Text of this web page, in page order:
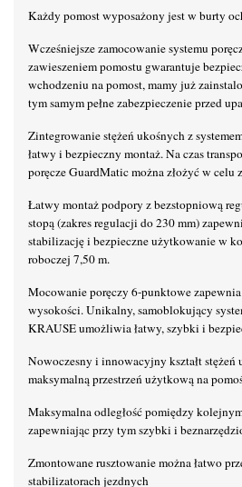
Każdy pomost wyposażony jest w burty
Wcześniejsze zamocowanie systemu
zawieszeniem pomostu gwarantuje
wchodzeniu na pomost, mamy już
tym samym pełne zabezpieczenie przed
Zintegrowanie stężeń ukośnych z
łatwy i bezpieczny montaż. Na czas
poręcze GuardMatic można złożyć w celu
Łatwy montaż podpory z bezstopniową
stopą (zakres regulacji do 230 mm)
stabilizację i bezpieczne użytkowanie w
roboczej 7,50 m.
Mocowanie poręczy 6-punktowe
wysokości. Unikalny, samoblokujący
KRAUSE umożliwia łatwy, szybki i
Nowoczesny i innowacyjny kształt stężeń
maksymalną przestrzeń użytkową na
Maksymalna odległość pomiędzy
zapewniając przy tym szybki i
Zmontowane rusztowanie można łatwo
stabilizatorach jezdnych